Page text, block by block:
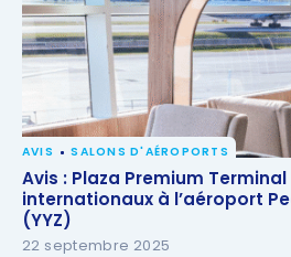
Avis : Plaza Premium Terminal
internationaux à l’aéroport
(YYZ)
AVIS SALONS D'AÉROPORTS
Avis : Plaza Premium
internationaux à l’aéroport
(YYZ)
22 septembre 2025